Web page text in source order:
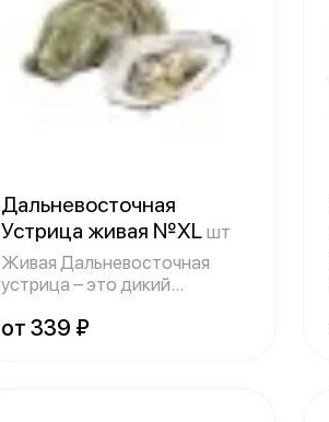
Дальневосточная
Устрица живая №XL шт
Живая Дальневосточная
устрица – это дикий
от 339 ₽